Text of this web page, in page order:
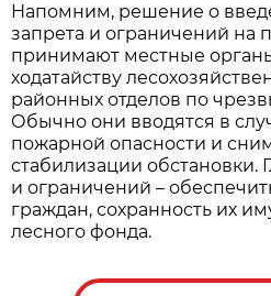
Напомним, решение о
запрета и ограничений на
принимают местные
ходатайству
районных отделов по
Обычно они вводятся в
пожарной опасности и
стабилизации обстановки.
и ограничений –
граждан, сохранность их
лесного фонда.